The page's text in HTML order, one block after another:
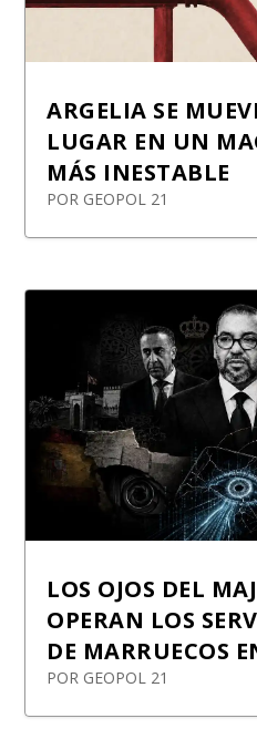
ARGELIA SE
LUGAR EN UN
MÁS INESTABLE
POR GEOPOL 21
LOS OJOS DEL
OPERAN LOS
DE MARRUECOS
POR GEOPOL 21